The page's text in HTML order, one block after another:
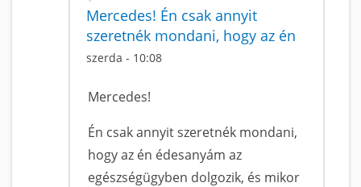
Mercedes! Én csak annyit
szeretnék mondani, hogy az én
szerda - 10:08
Mercedes!
Én csak annyit szeretnék mondani,
hogy az én édesanyám az
egészségügyben dolgozik, és mikor